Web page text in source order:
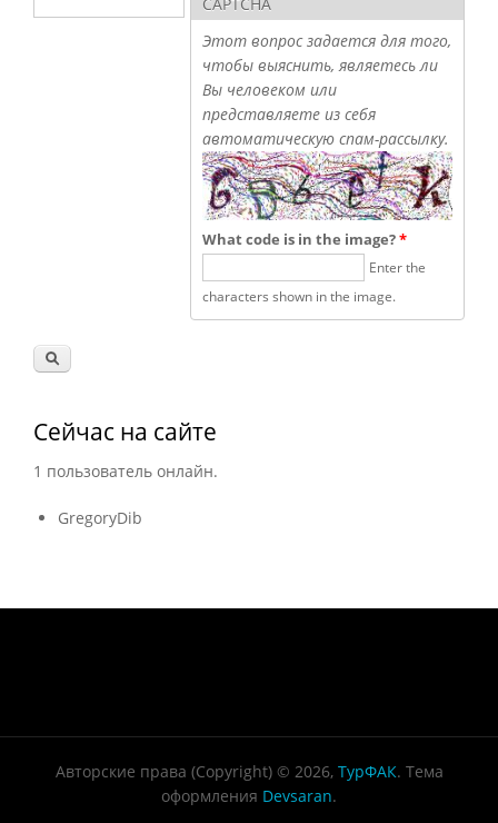
Форма поиска
Этот вопрос задается для того,
чтобы выяснить, являетесь ли
Вы человеком или
представляете из себя
автоматическую спам-рассылку.
What code is in the image?*
Enter the
characters shown in the image.
Сейчас на сайте
1 пользователь онлайн.
GregoryDib
Авторские права (Copyright) © 2026, ТурФАК. Тема
оформления Devsaran.